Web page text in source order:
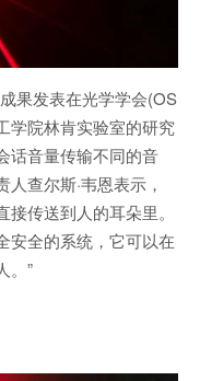
发表在光学学会(OS
学院林肯实验室的研究
话音量传输不同的音
查尔斯·韦恩表示，
传送到人的耳朵里。
安全的系统，它可以在
。”